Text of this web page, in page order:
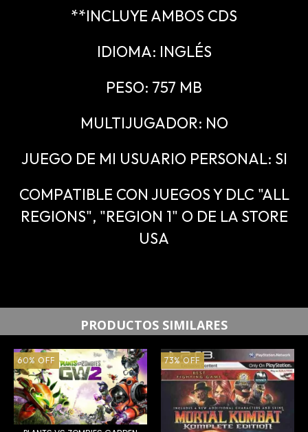
**INCLUYE AMBOS CDS
IDIOMA: INGLÉS
PESO: 757 MB
MULTIJUGADOR: NO
JUEGO DE MI USUARIO PERSONAL: SI
COMPATIBLE CON JUEGOS Y DLC "ALL
REGIONS", "REGION 1" O DE LA STORE
USA
PRODUCTOS SIMILARES
60% OFF 73% OFF